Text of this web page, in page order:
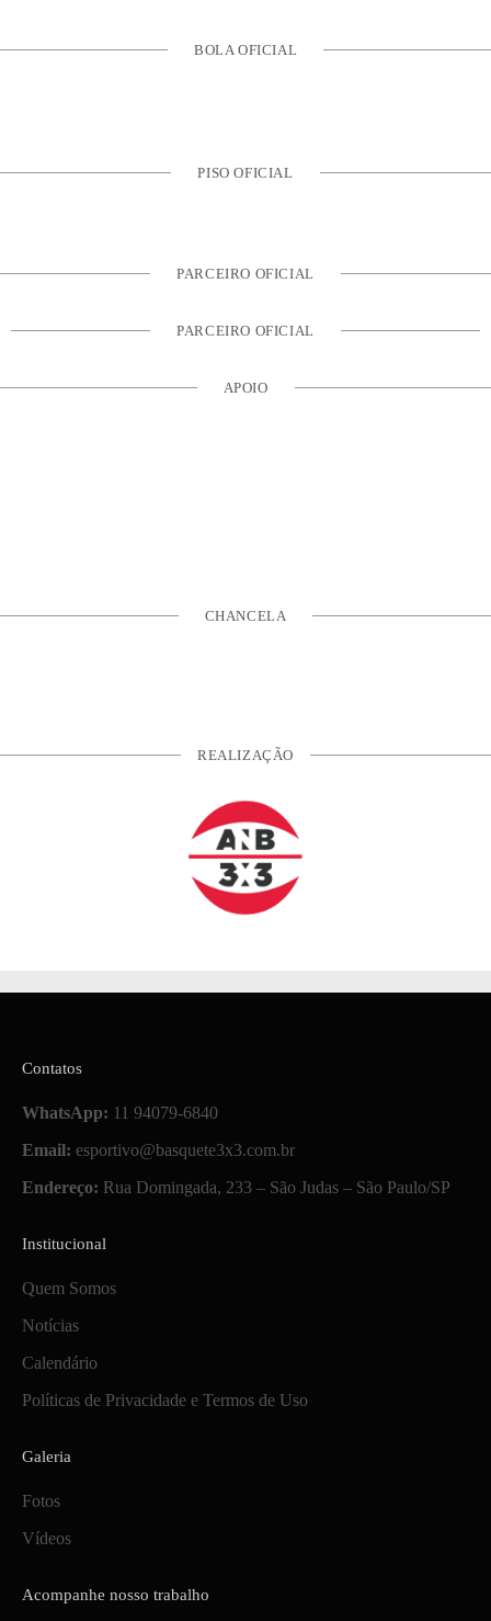
BOLA OFICIAL
PISO OFICIAL
PARCEIRO OFICIAL
PARCEIRO OFICIAL
APOIO
CHANCELA
REALIZAÇÃO
Contatos
WhatsApp: 11 94079-6840
Email: esportivo@basquete3x3.com.br
Endereço: Rua Domingada, 233 – São Judas – São Paulo/SP
Institucional
Quem Somos
Notícias
Calendário
Políticas de Privacidade e Termos de Uso
Galeria
Fotos
Vídeos
Acompanhe nosso trabalho